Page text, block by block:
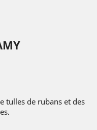
tulles de rubans et des